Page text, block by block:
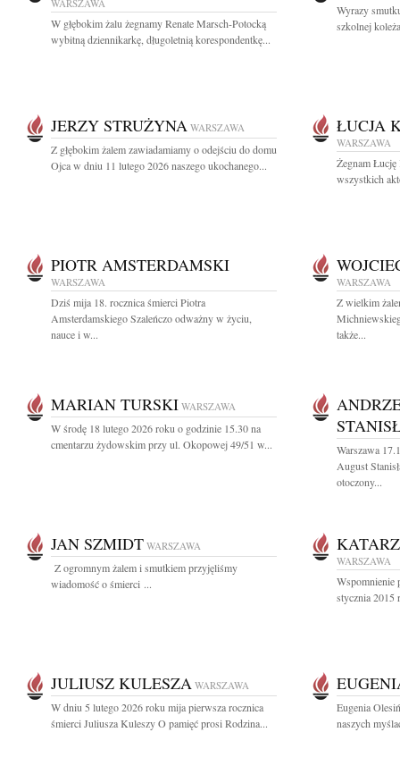
WARSZAWA
W głębokim żalu żegnamy Renate Marsch-Potocką
wybitną dziennikarkę, długoletnią korespondentkę...
Wyrazy
szkolnej
JERZY STRUŻYNA WARSZAWA
Z głębokim żalem zawiadamiamy o odejściu do domu
Ojca w dniu 11 lutego 2026 naszego ukochanego...
ŁUCJA
WARSZAWA
Żegnam
wszystkich
PIOTR AMSTERDAMSKI
WARSZAWA
Dziś mija 18. rocznica śmierci Piotra
Amsterdamskiego Szaleńczo odważny w życiu,
nauce i w...
WARSZAWA
Z wielkim
także...
MARIAN TURSKI WARSZAWA
W środę 18 lutego 2026 roku o godzinie 15.30 na
cmentarzu żydowskim przy ul. Okopowej 49/51 w...
Warszawa
August
otoczony...
JAN SZMIDT WARSZAWA
Z ogromnym żalem i smutkiem przyjęliśmy
wiadomość o śmierci ...
WARSZAWA
Wspomnienie
stycznia 2015
JULIUSZ KULESZA WARSZAWA
W dniu 5 lutego 2026 roku mija pierwsza rocznica
śmierci Juliusza Kuleszy O pamięć prosi Rodzina...
Eugenia
naszych